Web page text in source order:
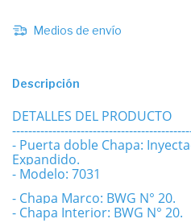
Medios de envío
Descripción
DETALLES DEL PRODUCTO
- Puerta doble Chapa:
Expandido.
- Modelo: 7031
- Chapa Marco: BWG N° 20.
- Chapa Interior: BWG N° 20.